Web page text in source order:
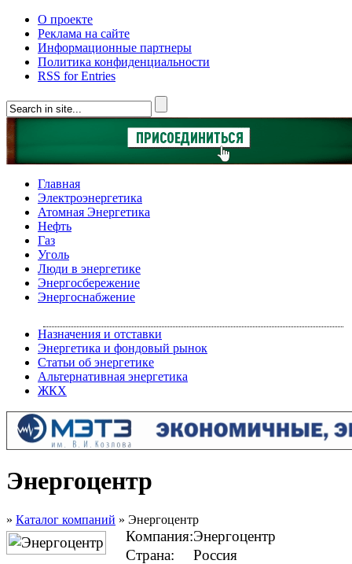
О проекте
Реклама на сайте
Информационные партнеры
Политика конфиденциальности
RSS for Entries
Главная
Электроэнергетика
Атомная Энергетика
Нефть
Газ
Уголь
Люди в энергетике
Энергосбережение
Энергоснабжение
Назначения и отставки
Энергетика и фондовый рынок
Статьи об энергетике
Альтернативная энергетика
ЖКХ
Энергоцентр
» Каталог компаний » Энергоцентр
Компания:Энергоцентр
Страна:
Россия